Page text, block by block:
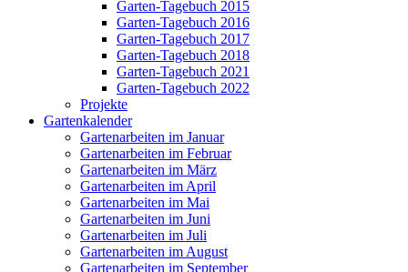
Garten-Tagebuch 2015
Garten-Tagebuch 2016
Garten-Tagebuch 2017
Garten-Tagebuch 2018
Garten-Tagebuch 2021
Garten-Tagebuch 2022
Projekte
Gartenkalender
Gartenarbeiten im Januar
Gartenarbeiten im Februar
Gartenarbeiten im März
Gartenarbeiten im April
Gartenarbeiten im Mai
Gartenarbeiten im Juni
Gartenarbeiten im Juli
Gartenarbeiten im August
Gartenarbeiten im September